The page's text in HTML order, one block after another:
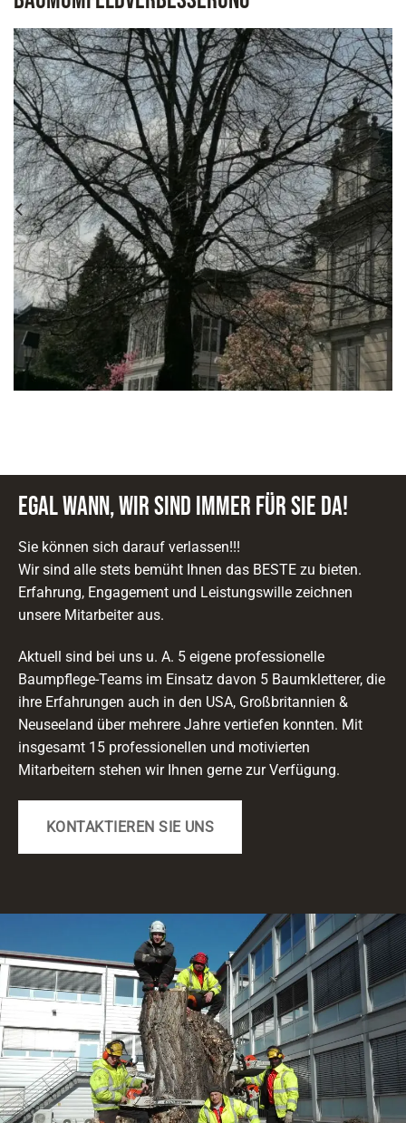
Egal wann, wir sind immer für Sie da!
Sie können sich darauf verlassen!!!
Wir sind alle stets bemüht Ihnen das BESTE zu bieten.
Erfahrung, Engagement und Leistungswille zeichnen
unsere Mitarbeiter aus.
Aktuell sind bei uns u. A. 5 eigene professionelle
Baumpflege-Teams im Einsatz davon 5 Baumkletterer, die
ihre Erfahrungen auch in den USA, Großbritannien &
Neuseeland über mehrere Jahre vertiefen konnten. Mit
insgesamt 15 professionellen und motivierten
Mitarbeitern stehen wir Ihnen gerne zur Verfügung.
KONTAKTIEREN SIE UNS